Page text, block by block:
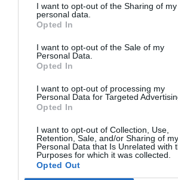
I want to opt-out of the Sharing of my
personal data.
Opted In
I want to opt-out of the Sale of my
Personal Data.
Opted In
I want to opt-out of processing my
Personal Data for Targeted
Opted In
I want to opt-out of Collection, Use,
Retention, Sale, and/or Sharing of my
Personal Data that Is Unrelated with
Purposes for which it was collected.
Opted Out